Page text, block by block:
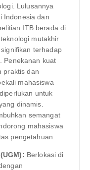
Lulusannya
Indonesia dan
ITB berada di
mutakhir
terhadap
Penekanan kuat
praktis dan
mahasiswa
untuk
dinamis.
semangat
mahasiswa
pengetahuan.
Berlokasi di